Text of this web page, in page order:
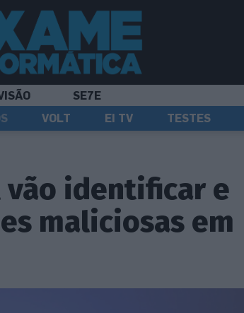
SE7E
VOLT EI TV TESTES
identificar e
maliciosas em